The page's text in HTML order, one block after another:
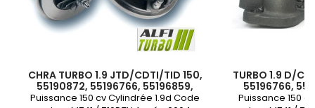
CHRA TURBO 1.9 JTD/CDTI/TID 150,
55190872, 55196766, 55196859,
55205356, 55205483, 740067-2,
Puissance 150 cv Cylindrée 1.9d Code
TURBO 1.9 D/
55196766,
55205483,
Puissance 150